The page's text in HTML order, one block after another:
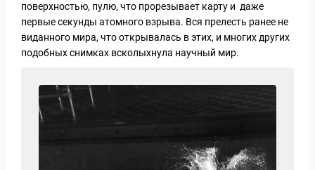
поверхностью, пулю, что прорезывает карту и даже
первые секунды атомного взрыва. Вся прелесть ранее не
виданного мира, что открывалась в этих, и многих других
подобных снимках всколыхнула научный мир.